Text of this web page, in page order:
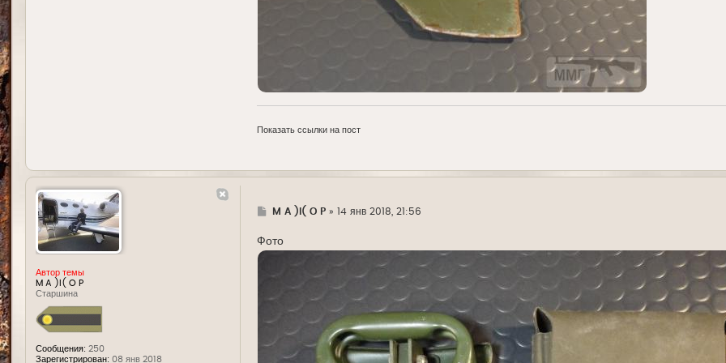
Показать ссылки на пост
Автор темы
M A )l( O P
Старшина
Сообщения: 250
Зарегистрирован: 08 янв 2018
ГM A )l( O P» 14 янв 2018, 21:56
Фото